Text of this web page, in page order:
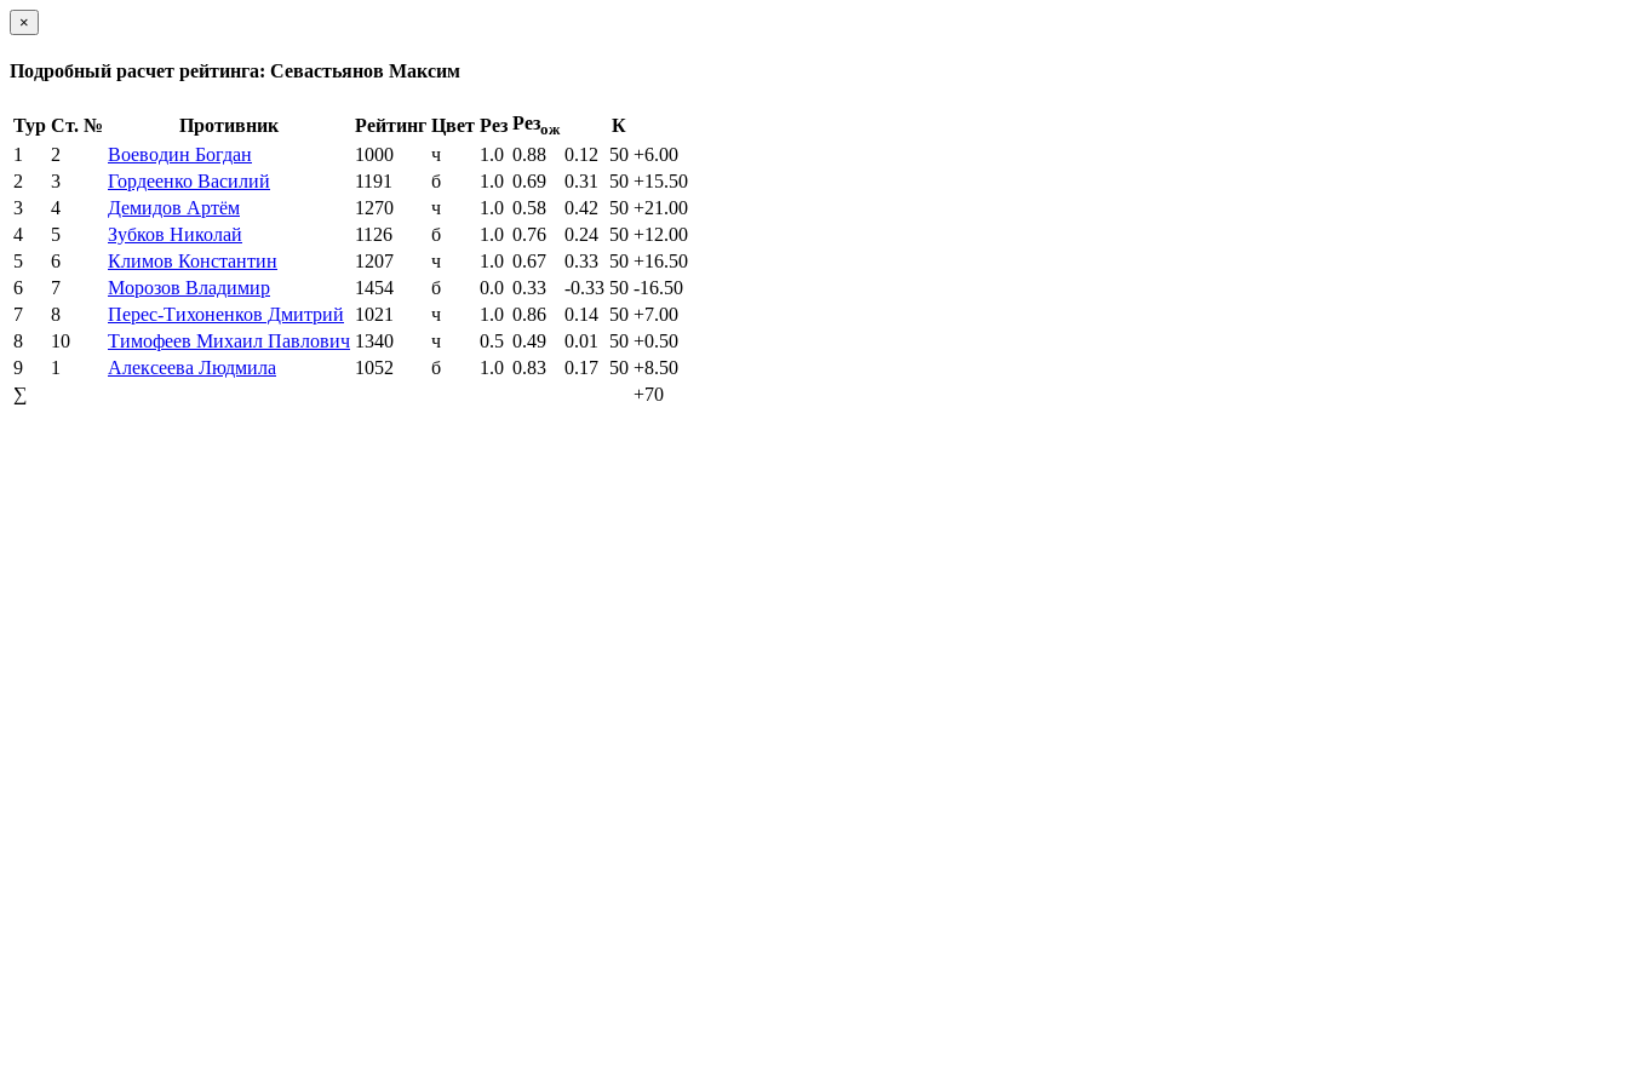
×
Подробный расчет рейтинга: Севастьянов Максим
Тур Ст. № Противник Рейтинг Цвет Рез Резож
К
1
2 Воеводин Богдан 1000 ч 1.0 0.88 0.12 50 +6.00
2
3 Гордеенко Василий 1191 б 1.0 0.69 0.31 50 +15.50
3
4 Демидов Артём 1270 ч 1.0 0.58 0.42 50 +21.00
4
5 Зубков Николай 1126 б 1.0 0.76 0.24 50 +12.00
5
6 Климов Константин 1207 ч 1.0 0.67 0.33 50 +16.50
6
7 Морозов Владимир 1454 б 0.0 0.33 -0.33 50 -16.50
7
8 Перес-Тихоненков Дмитрий 1021 ч 1.0 0.86 0.14 50 +7.00
8
10 Тимофеев Михаил Павлович 1340 ч 0.5 0.49 0.01 50 +0.50
9
1 Алексеева Людмила 1052 б 1.0 0.83 0.17 50 +8.50
∑
+70